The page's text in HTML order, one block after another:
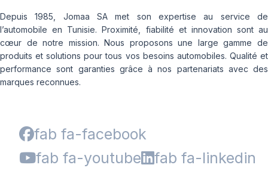
Depuis 1985, Jomaa SA met son expertise au service de
l’automobile en Tunisie. Proximité, fiabilité et innovation sont au
cœur de notre mission. Nous proposons une large gamme de
produits et solutions pour tous vos besoins automobiles. Qualité et
performance sont garanties grâce à nos partenariats avec des
marques reconnues.
fab fa-facebook
fab fa-youtube
fab fa-linkedin